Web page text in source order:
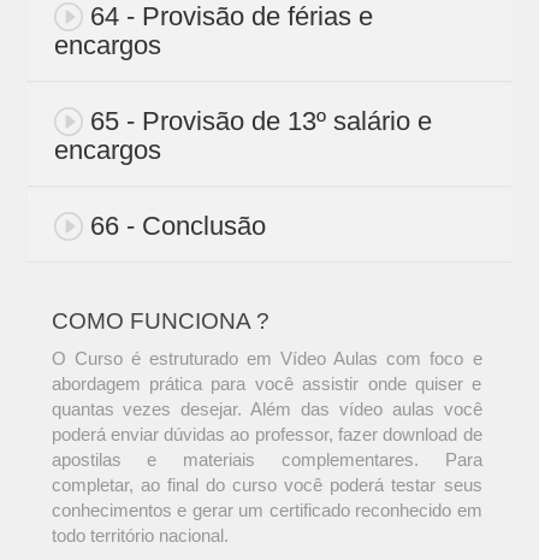
64 - Provisão de férias e
encargos
65 - Provisão de 13º salário e
encargos
66 - Conclusão
COMO FUNCIONA ?
O Curso é estruturado em Vídeo Aulas com foco e
abordagem prática para você assistir onde quiser e
quantas vezes desejar. Além das vídeo aulas você
poderá enviar dúvidas ao professor, fazer download de
apostilas e materiais complementares. Para
completar, ao final do curso você poderá testar seus
conhecimentos e gerar um certificado reconhecido em
todo território nacional.